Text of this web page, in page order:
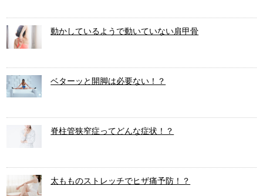
動かしているようで動いていない肩甲骨
ベターッと開脚は必要ない！？
脊柱管狭窄症ってどんな症状！？
太もものストレッチでヒザ痛予防！？